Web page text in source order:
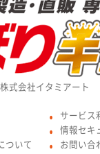
株式会社イタミアート
ついて
● サービス
● 情報セキ
● お問い合